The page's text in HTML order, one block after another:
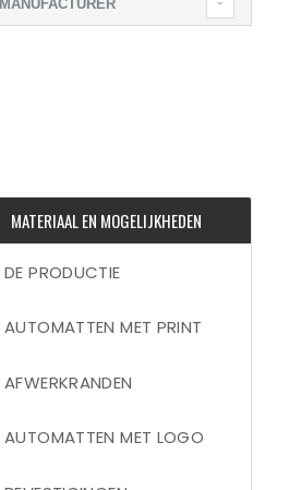
MANUFACTURER
MATERIAAL EN MOGELIJKHEDEN
DE PRODUCTIE
AUTOMATTEN MET PRINT
AFWERKRANDEN
AUTOMATTEN MET LOGO